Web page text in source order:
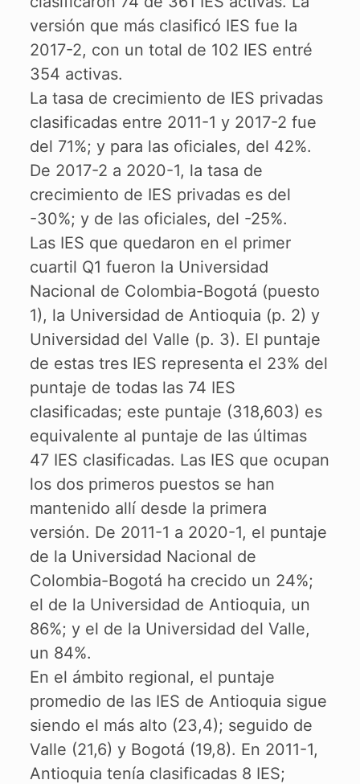
versión que más clasificó IES fue la
2017-2, con un total de 102 IES entré
354 activas.
La tasa de crecimiento de IES privadas
clasificadas entre 2011-1 y 2017-2 fue
del 71%; y para las oficiales, del 42%.
De 2017-2 a 2020-1, la tasa de
crecimiento de IES privadas es del
-30%; y de las oficiales, del -25%.
Las IES que quedaron en el primer
cuartil Q1 fueron la Universidad
Nacional de Colombia-Bogotá (puesto
1), la Universidad de Antioquia (p. 2) y
Universidad del Valle (p. 3). El puntaje
de estas tres IES representa el 23% del
puntaje de todas las 74 IES
clasificadas; este puntaje (318,603) es
equivalente al puntaje de las últimas
47 IES clasificadas. Las IES que ocupan
los dos primeros puestos se han
mantenido allí desde la primera
versión. De 2011-1 a 2020-1, el puntaje
de la Universidad Nacional de
Colombia-Bogotá ha crecido un 24%;
el de la Universidad de Antioquia, un
86%; y el de la Universidad del Valle,
un 84%.
En el ámbito regional, el puntaje
promedio de las IES de Antioquia sigue
siendo el más alto (23,4); seguido de
Valle (21,6) y Bogotá (19,8). En 2011-1,
Antioquia tenía clasificadas 8 IES;